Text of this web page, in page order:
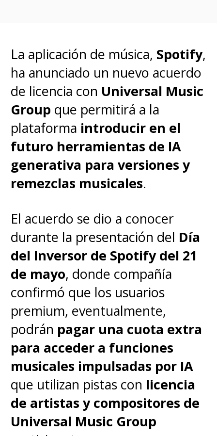
La aplicación de música, Spotify,
ha anunciado un nuevo acuerdo
de licencia con Universal Music
Group que permitirá a la
plataforma introducir en el
futuro herramientas de IA
generativa para versiones y
remezclas musicales.
El acuerdo se dio a conocer
durante la presentación del Día
del Inversor de Spotify del 21
de mayo, donde compañía
confirmó que los usuarios
premium, eventualmente,
podrán pagar una cuota extra
para acceder a funciones
musicales impulsadas por IA
que utilizan pistas con licencia
de artistas y compositores de
Universal Music Group